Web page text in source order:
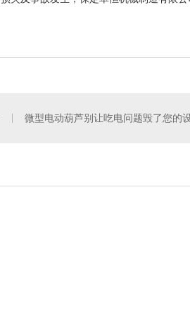
微型电动葫芦别让吃电问题毁了您的